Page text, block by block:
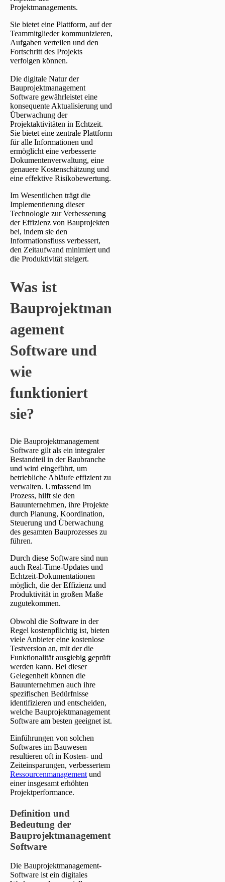
Projektmanagements.
Sie bietet eine Plattform, auf der
Teammitglieder kommunizieren,
Aufgaben verteilen und den
Fortschritt des Projekts
verfolgen können.
Die digitale Natur der
Bauprojektmanagement
Software gewährleistet eine
konsequente Aktualisierung und
Überwachung der
Projektaktivitäten in Echtzeit.
Sie bietet eine zentrale Plattform
für alle Informationen und
ermöglicht eine verbesserte
Dokumentenverwaltung, eine
genauere Kostenschätzung und
eine effektive Risikobewertung.
Im Wesentlichen trägt die
Implementierung dieser
Technologie zur Verbesserung
der Effizienz von Bauprojekten
bei, indem sie den
Informationsfluss verbessert,
den Zeitaufwand minimiert und
die Produktivität steigert.
Was ist
Bauprojektman
agement
Software und
wie
funktioniert
sie?
Die Bauprojektmanagement
Software gilt als ein integraler
Bestandteil in der Baubranche
und wird eingeführt, um
betriebliche Abläufe effizient zu
verwalten. Umfassend im
Prozess, hilft sie den
Bauunternehmen, ihre Projekte
durch Planung, Koordination,
Steuerung und Überwachung
des gesamten Bauprozesses zu
führen.
Durch diese Software sind nun
auch Real-Time-Updates und
Echtzeit-Dokumentationen
möglich, die der Effizienz und
Produktivität in großen Maße
zugutekommen.
Obwohl die Software in der
Regel kostenpflichtig ist, bieten
viele Anbieter eine kostenlose
Testversion an, mit der die
Funktionalität ausgiebig geprüft
werden kann. Bei dieser
Gelegenheit können die
Bauunternehmen auch ihre
spezifischen Bedürfnisse
identifizieren und entscheiden,
welche Bauprojektmanagement
Software am besten geeignet ist.
Einführungen von solchen
Softwares im Bauwesen
resultieren oft in Kosten- und
Zeiteinsparungen, verbessertem
Ressourcenmanagement und
einer insgesamt erhöhten
Projektperformance.
Definition und
Bedeutung der
Bauprojektmanagement
Software
Die Bauprojektmanagement-
Software ist ein digitales